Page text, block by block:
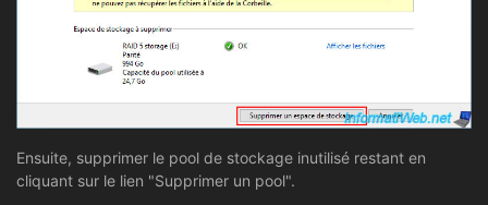
Ensuite, supprimer le pool de stockage inutilisé restant en
cliquant sur le lien "Supprimer un pool".